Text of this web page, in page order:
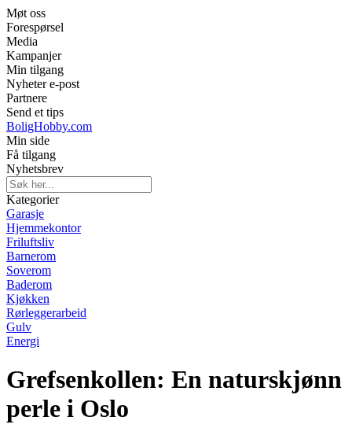
Møt oss
Forespørsel
Media
Kampanjer
Min tilgang
Nyheter e-post
Partnere
Send et tips
BoligHobby.com
Min side
Få tilgang
Nyhetsbrev
Kategorier
Garasje
Hjemmekontor
Friluftsliv
Barnerom
Soverom
Baderom
Kjøkken
Rørleggerarbeid
Gulv
Energi
Grefsenkollen: En naturskjønn
perle i Oslo